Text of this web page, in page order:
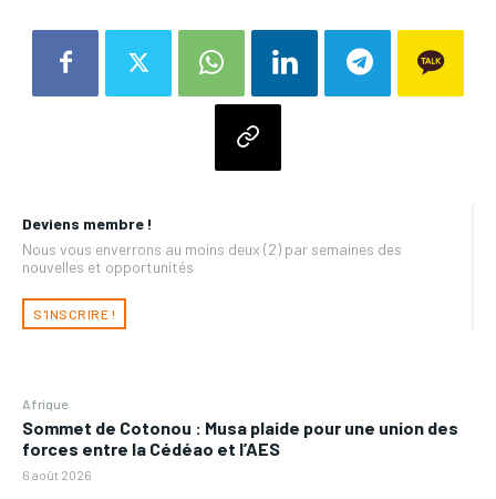
Deviens membre !
Nous vous enverrons au moins deux (2) par semaines des
nouvelles et opportunités
S'INSCRIRE !
Afrique
Sommet de Cotonou : Musa plaide pour une union des
forces entre la Cédéao et l’AES
6 août 2026